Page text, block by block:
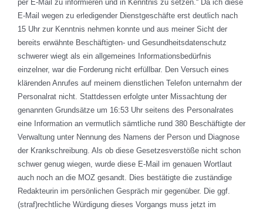
per E-Mail zu informieren und in Kenntnis zu setzen.“ Da ich diese
E-Mail wegen zu erledigender Dienstgeschäfte erst deutlich nach
15 Uhr zur Kenntnis nehmen konnte und aus meiner Sicht der
bereits erwähnte Beschäftigten- und Gesundheitsdatenschutz
schwerer wiegt als ein allgemeines Informationsbedürfnis
einzelner, war die Forderung nicht erfüllbar. Den Versuch eines
klärenden Anrufes auf meinem dienstlichen Telefon unternahm der
Personalrat nicht. Stattdessen erfolgte unter Missachtung der
genannten Grundsätze um 16:53 Uhr seitens des Personalrates
eine Information an vermutlich sämtliche rund 380 Beschäftigte der
Verwaltung unter Nennung des Namens der Person und Diagnose
der Krankschreibung. Als ob diese Gesetzesverstöße nicht schon
schwer genug wiegen, wurde diese E-Mail im genauen Wortlaut
auch noch an die MOZ gesandt. Dies bestätigte die zuständige
Redakteurin im persönlichen Gespräch mir gegenüber. Die ggf.
(straf)rechtliche Würdigung dieses Vorgangs muss jetzt im